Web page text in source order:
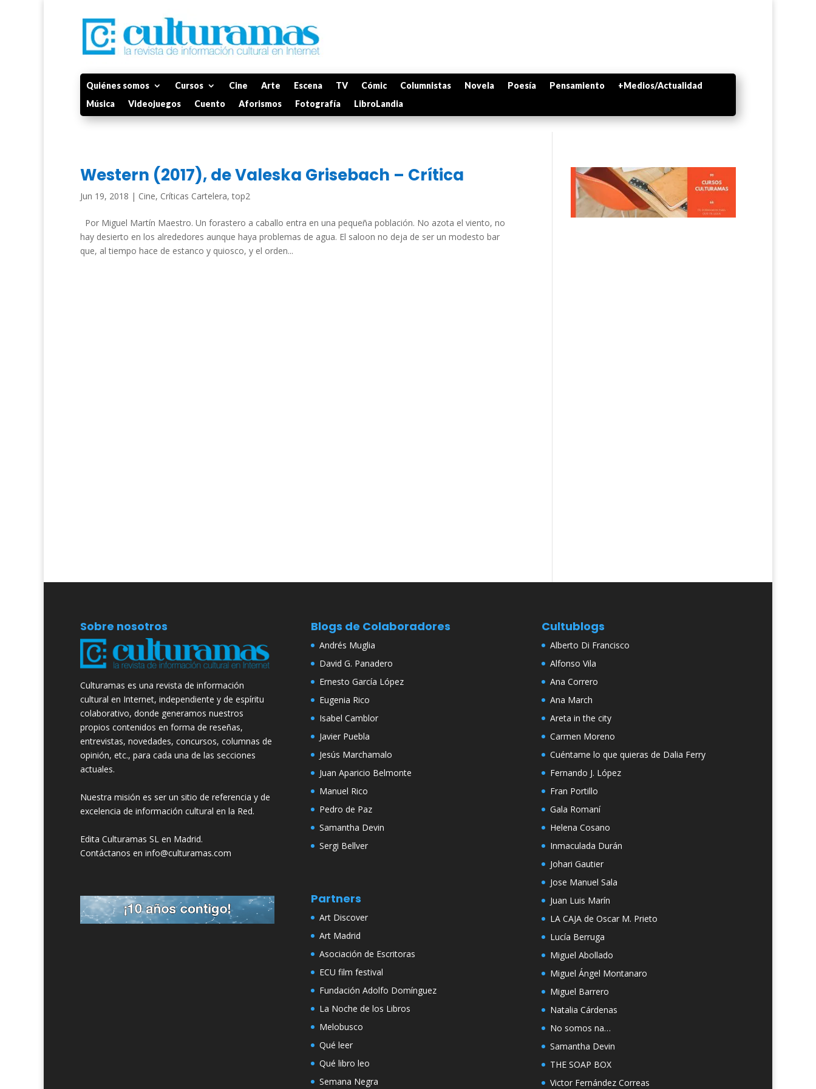
Quiénes somos Cursos Cine Arte Escena TV Cómic Columnistas Novela Poesía Pensamiento
+Medios/Actualidad
Música
Videojuegos Cuento Aforismos Fotografía LibroLandia
Western (2017), de Valeska Grisebach – Crítica
Jun 19, 2018 | Cine, Críticas Cartelera,top2
Por Miguel Martín Maestro. Un forastero a caballo entra en una pequeña población. No azota el viento, no
hay desierto en los alrededores aunque haya problemas de agua. El saloon no deja de ser un modesto bar
que, al tiempo hace de estanco y quiosco, y el orden...
Sobre nosotros
Culturamas es una revista de información
cultural en Internet, independiente y de espíritu
colaborativo, donde generamos nuestros
propios contenidos en forma de reseñas,
entrevistas, novedades, concursos, columnas de
opinión, etc., para cada una de las secciones
actuales.
Nuestra misión es ser un sitio de referencia y de
excelencia de información cultural en la Red.
Edita Culturamas SL en Madrid.
Contáctanos en info@culturamas.com
Blogs de Colaboradores
Andrés Muglia
David G. Panadero
Ernesto García López
Eugenia Rico
Isabel Camblor
Javier Puebla
Jesús Marchamalo
Juan Aparicio Belmonte
Manuel Rico
Pedro de Paz
Samantha Devin
Sergi Bellver
Partners
Art Discover
Art Madrid
Asociación de Escritoras
ECU film festival
Fundación Adolfo Domínguez
La Noche de los Libros
Melobusco
Qué leer
Qué libro leo
Semana Negra
Cultublogs
Alberto Di Francisco
Alfonso Vila
Ana Correro
Ana March
Areta in the city
Carmen Moreno
Cuéntame lo que quieras de Dalia Ferry
Fernando J. López
Fran Portillo
Gala Romaní
Helena Cosano
Inmaculada Durán
Johari Gautier
Jose Manuel Sala
Juan Luis Marín
LA CAJA de Oscar M. Prieto
Lucía Berruga
Miguel Abollado
Miguel Ángel Montanaro
Miguel Barrero
Natalia Cárdenas
No somos na…
Samantha Devin
THE SOAP BOX
Victor Fernández Correas